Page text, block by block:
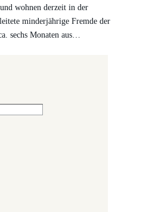
wohnen derzeit in der
minderjährige Fremde der
sechs Monaten aus…